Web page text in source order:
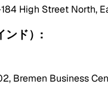
High Street North,
ンド）:
Business